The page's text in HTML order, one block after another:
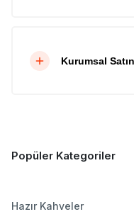
Kurumsal
Popüler Kategoriler
Hazır Kahveler